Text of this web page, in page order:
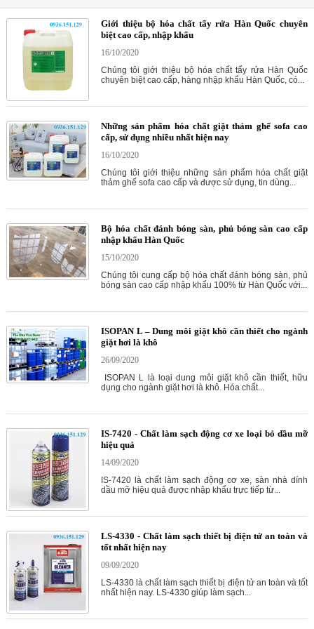
Giới thiệu bộ hóa chất tẩy rửa Hàn Quốc chuyên
biệt cao cấp, nhập khẩu
16/10/2020
Chúng tôi giới thiệu bộ hóa chất tẩy rửa Hàn Quốc
chuyên biệt cao cấp, hàng nhập khẩu Hàn Quốc, có...
Những sản phẩm hóa chất giặt thảm ghế sofa cao
cấp, sử dụng nhiều nhất hiện nay
16/10/2020
Chúng tôi giới thiệu những sản phẩm hóa chất giặt
thảm ghế sofa cao cấp và được sử dụng, tin dùng...
Bộ hóa chất đánh bóng sàn, phủ bóng sàn cao cấp
nhập khẩu Hàn Quốc
15/10/2020
Chúng tôi cung cấp bộ hóa chất đánh bóng sàn, phủ
bóng sàn cao cấp nhập khẩu 100% từ Hàn Quốc với...
ISOPAN L – Dung môi giặt khô cần thiết cho ngành
giặt hơi là khô
26/09/2020
ISOPAN L là loại dung môi giặt khô cần thiết, hữu
dụng cho ngành giặt hơi là khô. Hóa chất...
IS-7420 - Chất làm sạch động cơ xe loại bỏ dầu mỡ
hiệu quả
14/09/2020
IS-7420 là chất làm sạch động cơ xe, sàn nhà dính
dầu mỡ hiệu quả được nhập khẩu trực tiếp từ...
LS-4330 - Chất làm sạch thiết bị điện tử an toàn và
tốt nhất hiện nay
09/09/2020
LS-4330 là chất làm sạch thiết bị điện tử an toàn và tốt
nhất hiện nay. LS-4330 giúp làm sạch...